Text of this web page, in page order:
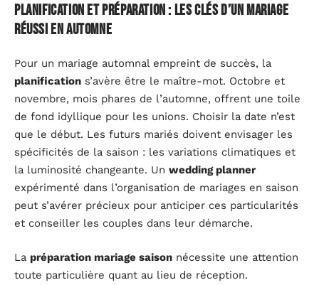
Planification et préparation : les clés d’un mariage
réussi en automne
Pour un mariage automnal empreint de succès, la
planification s’avère être le maître-mot. Octobre et
novembre, mois phares de l’automne, offrent une toile
de fond idyllique pour les unions. Choisir la date n’est
que le début. Les futurs mariés doivent envisager les
spécificités de la saison : les variations climatiques et
la luminosité changeante. Un wedding planner
expérimenté dans l’organisation de mariages en saison
peut s’avérer précieux pour anticiper ces particularités
et conseiller les couples dans leur démarche.
La préparation mariage saison nécessite une attention
toute particulière quant au lieu de réception.